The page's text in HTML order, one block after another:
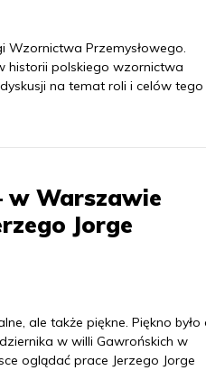
Wzornictwa Przemysłowego.
historii polskiego wzornictwa
na temat roli i celów tego
w Warszawie
Jorge
ale także piękne. Piękno było
w willi Gawrońskich w
oglądać prace Jerzego Jorge